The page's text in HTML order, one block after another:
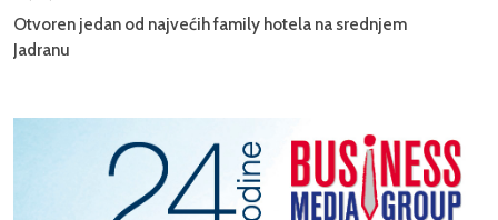
Otvoren jedan od najvećih family hotela na srednjem
Jadranu